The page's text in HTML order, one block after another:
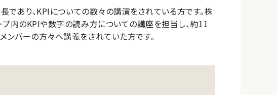
あり、KPIについての数々の講演をされている方です。株
内のKPIや数字の読み方についての講座を担当し、約11
バーの方々へ講義をされていた方です。